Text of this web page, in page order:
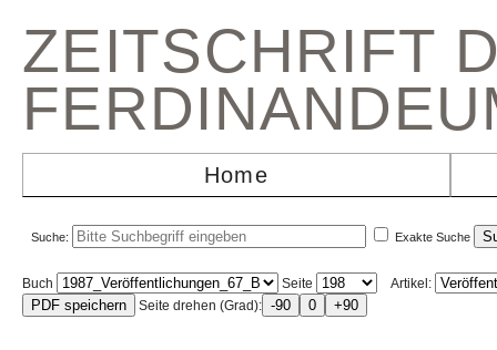
ZEITSCHRIFT
Home
Suche: Exakte Suche
Buch Seite
Artikel:
Seite drehen (Grad):